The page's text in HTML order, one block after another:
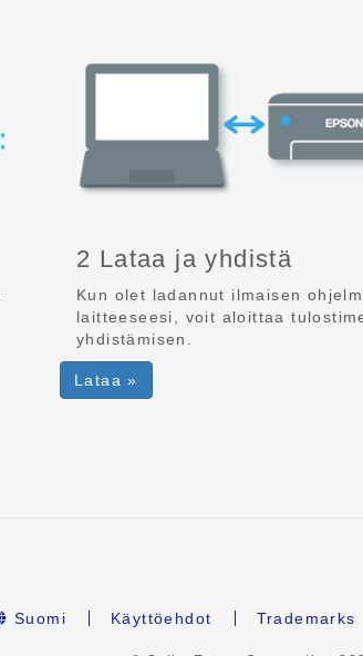
2 Lataa ja yhdistä
Kun olet ladannut ilmaisen
laitteeseesi, voit aloittaa
yhdistämisen.
Lataa »
Suomi Käyttöehdot Trademarks